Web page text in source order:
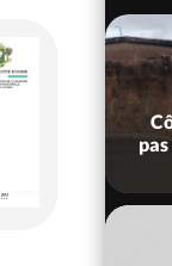
Côte
pas mourir
des